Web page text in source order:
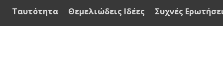
Ταυτότητα Θεμελιώδεις Ιδέες Συχνές